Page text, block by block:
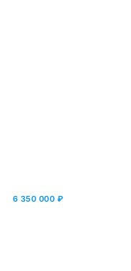
6 350 000 ₽